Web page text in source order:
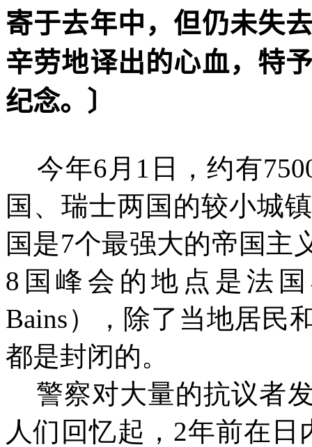
寄于去年中，但仍未失
辛劳地译出的心血，特
纪念。〕
今年6月1日，约有
国、瑞士两国的较小城
国是7个最强大的帝国主
8国峰会的地点是法国
Bains），除了当地居民
都是封闭的。
警察对大量的抗议者
人们回忆起，2年前在